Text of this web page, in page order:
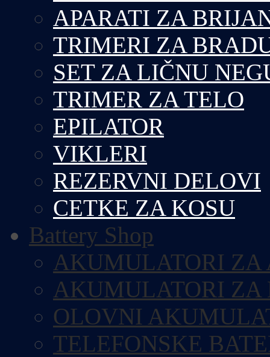
APARATI ZA
TRIMERI ZA
SET ZA LIČNU
TRIMER ZA TELO
EPILATOR
VIKLERI
REZERVNI DELOVI
CETKE ZA KOSU
Battery Shop
AKUMULATORI ZA
AKUMULATORI ZA
OLOVNI
TELEFONSKE